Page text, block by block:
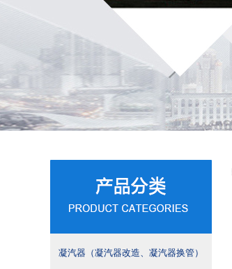
凝汽器（凝汽器改造、凝汽器换管）